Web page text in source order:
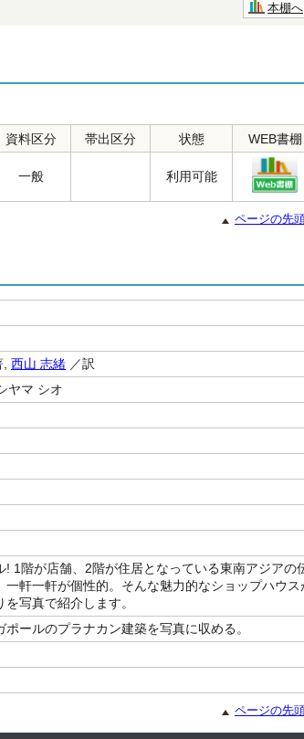
本棚へ
資料区分 帯出区分 状態 WEB書棚
一般 利用可能
ページの先
西山 志緒 ／訳
ヤマ シオ
! 1階が店舗、2階が住居となっている東南アジアの
一軒一軒が個性的。そんな魅力的なショップハウス
写真で紹介します。
ールのプラナカン建築を写真に収める。
ページの先